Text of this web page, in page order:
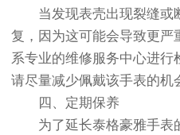
当发现表壳出现裂缝或
复，因为这可能会导致更严
系专业的维修服务中心进行
请尽量减少佩戴该手表的机
四、定期保养
为了延长泰格豪雅手表